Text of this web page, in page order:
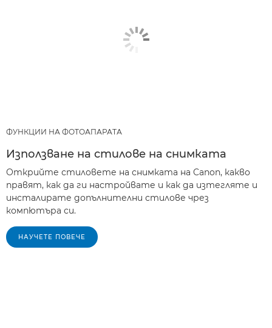
ФУНКЦИИ НА ФОТОАПАРАТА
Използване на стилове на снимката
Открийте стиловете на снимката на Canon, какво
правят, как да ги настройвате и как да изтегляте и
инсталирате допълнителни стилове чрез
компютъра си.
НАУЧЕТЕ ПОВЕЧЕ